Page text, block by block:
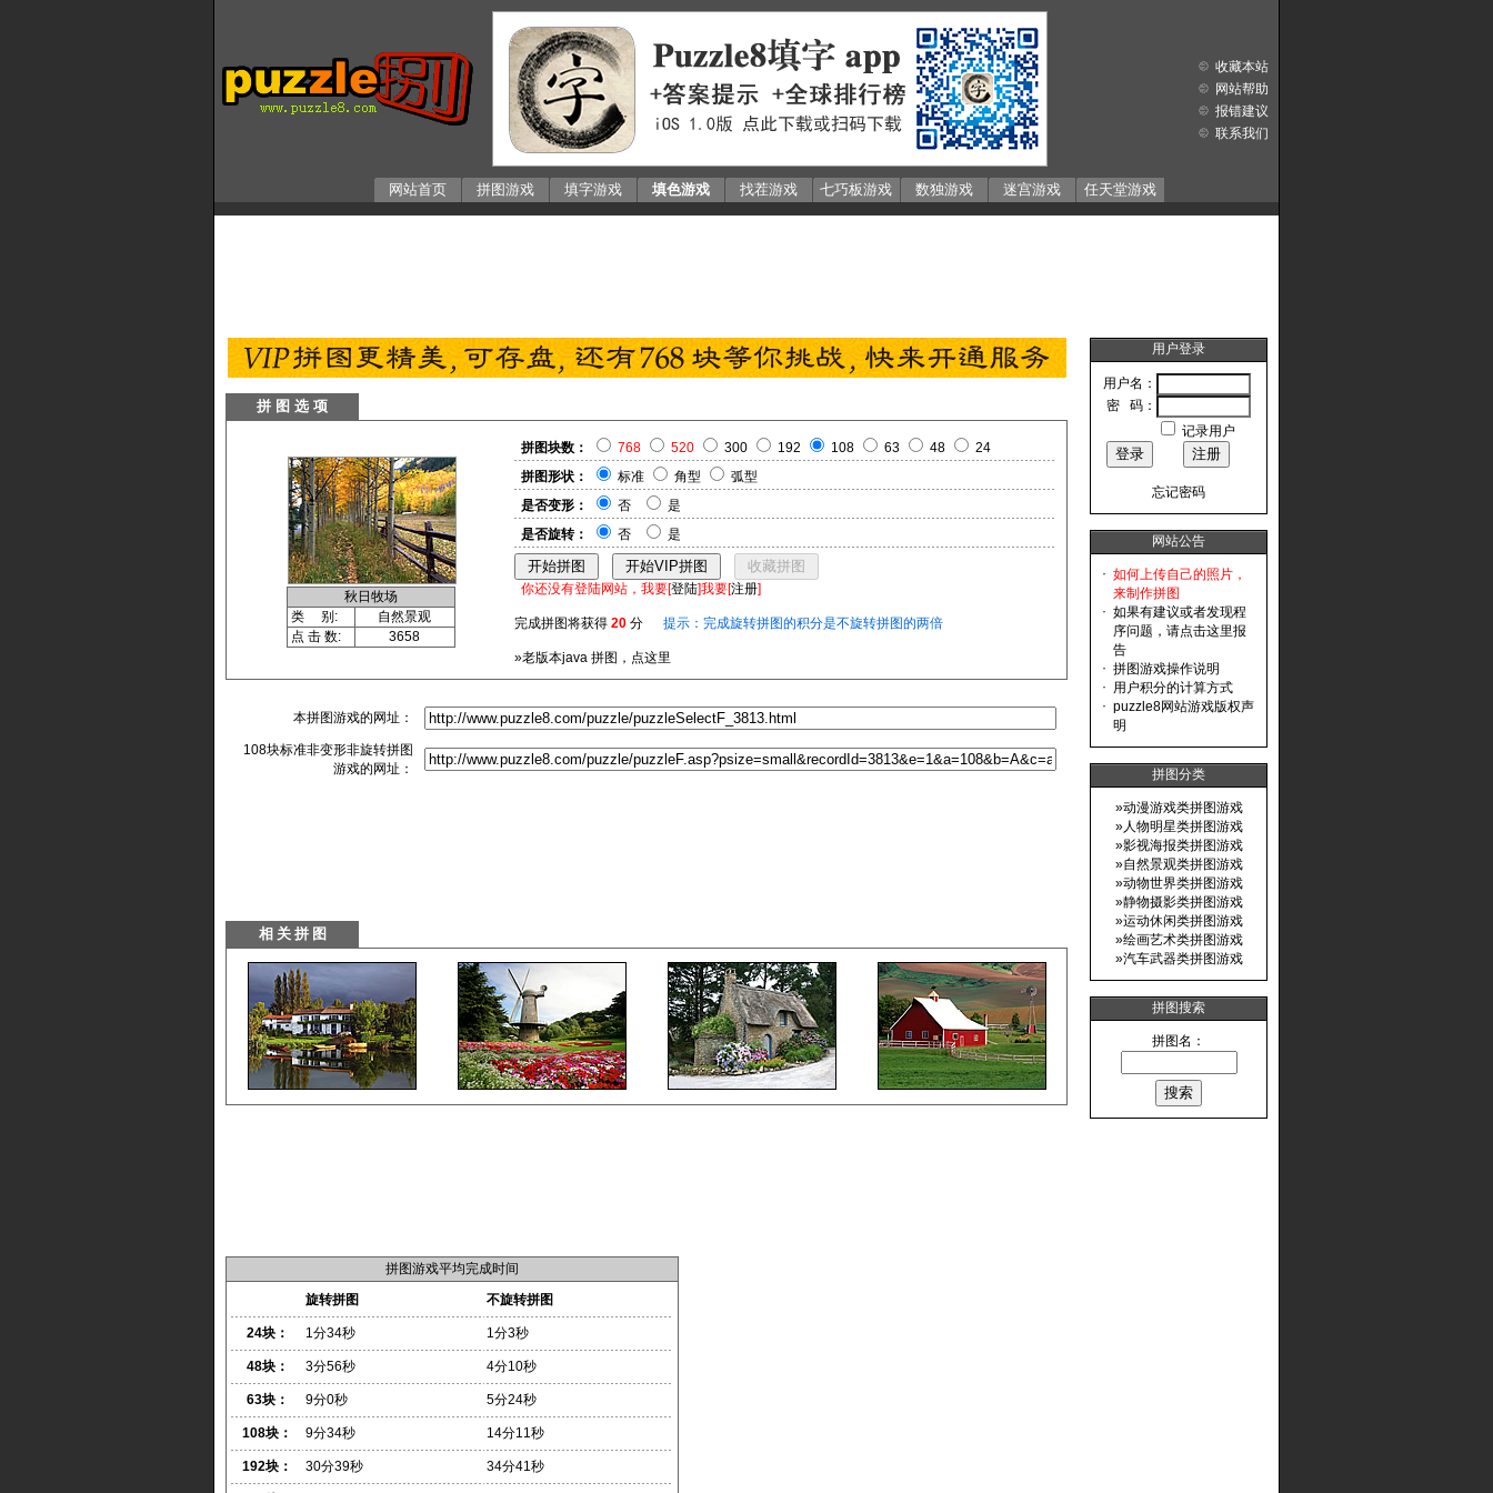
网站首页 拼图游戏 填字游戏 填色游戏 找茬游戏 七巧板游戏 数独游戏 迷宫游戏 任天堂游戏
收藏本站
网站帮助
报错建议
联系我们
拼 图 选 项
秋日牧场
类 别:
自然景观
点 击 数:
3658
拼图块数： 768 520 300 192 108 63 48
24
拼图形状：
标准 角型
弧型
是否变形：
否
是
是否旋转：
否 是
你还没有登陆网站，我要[登陆]我要[注册]
完成拼图将获得 20 分 提示：完成旋转拼图的积分是不旋转拼图的两倍
»老版本java 拼图，点这里
本拼图游戏的网址：
108块标准非变形非旋转拼图
游戏的网址：
拼图游戏平均完成时间
旋转拼图
不旋转拼图
24块： 1分34秒 1分3秒
48块： 3分56秒 4分10秒
63块： 9分0秒 5分24秒
108块： 9分34秒 14分11秒
192块： 30分39秒 34分41秒
用户登录
用户名：
密 码：
记录用户
忘记密码
网站公告
· 如何上传自己的照片，
来制作拼图
· 如果有建议或者发现程
序问题，请点击这里报
告
· 拼图游戏操作说明
· 用户积分的计算方式
· puzzle8网站游戏版权声
明
拼图分类
»动漫游戏类拼图游戏
»人物明星类拼图游戏
»影视海报类拼图游戏
»自然景观类拼图游戏
»动物世界类拼图游戏
»静物摄影类拼图游戏
»运动休闲类拼图游戏
»绘画艺术类拼图游戏
»汽车武器类拼图游戏
拼图搜索
拼图名：